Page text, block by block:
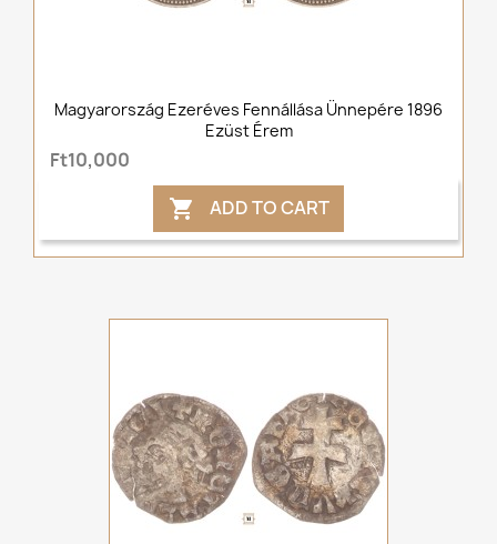
Magyarország Ezeréves Fennállása Ünnepére 1896
Ezüst Érem
Ft10,000
 ADD TO CART